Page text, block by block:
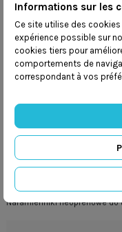
Wysyłamy nacały świat
Wysyłka w ciągu 48 godzin
Mamyprogram lojalnościowy
Dbamy obezpieczeństwo
Description
Naramienniki neoprenowe do
Informations sur les
Ce site utilise des
expérience possible sur
cookies tiers pour
comportements de
correspondant à vos